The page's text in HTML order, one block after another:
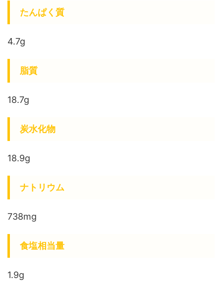
たんぱく質
4.7g
脂質
18.7g
炭水化物
18.9g
ナトリウム
738mg
食塩相当量
1.9g